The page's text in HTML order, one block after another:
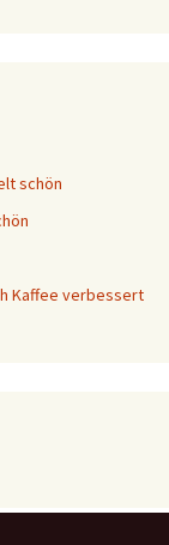
schön
Kaffee verbessert